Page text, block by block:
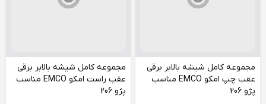
مجموعه کامل شیشه بالابر برقی
عقب چپ امکو EMCO مناسب
پژو 206
مجموعه کامل شیشه بالابر برقی
عقب راست امکو EMCO مناسب
پژو 206